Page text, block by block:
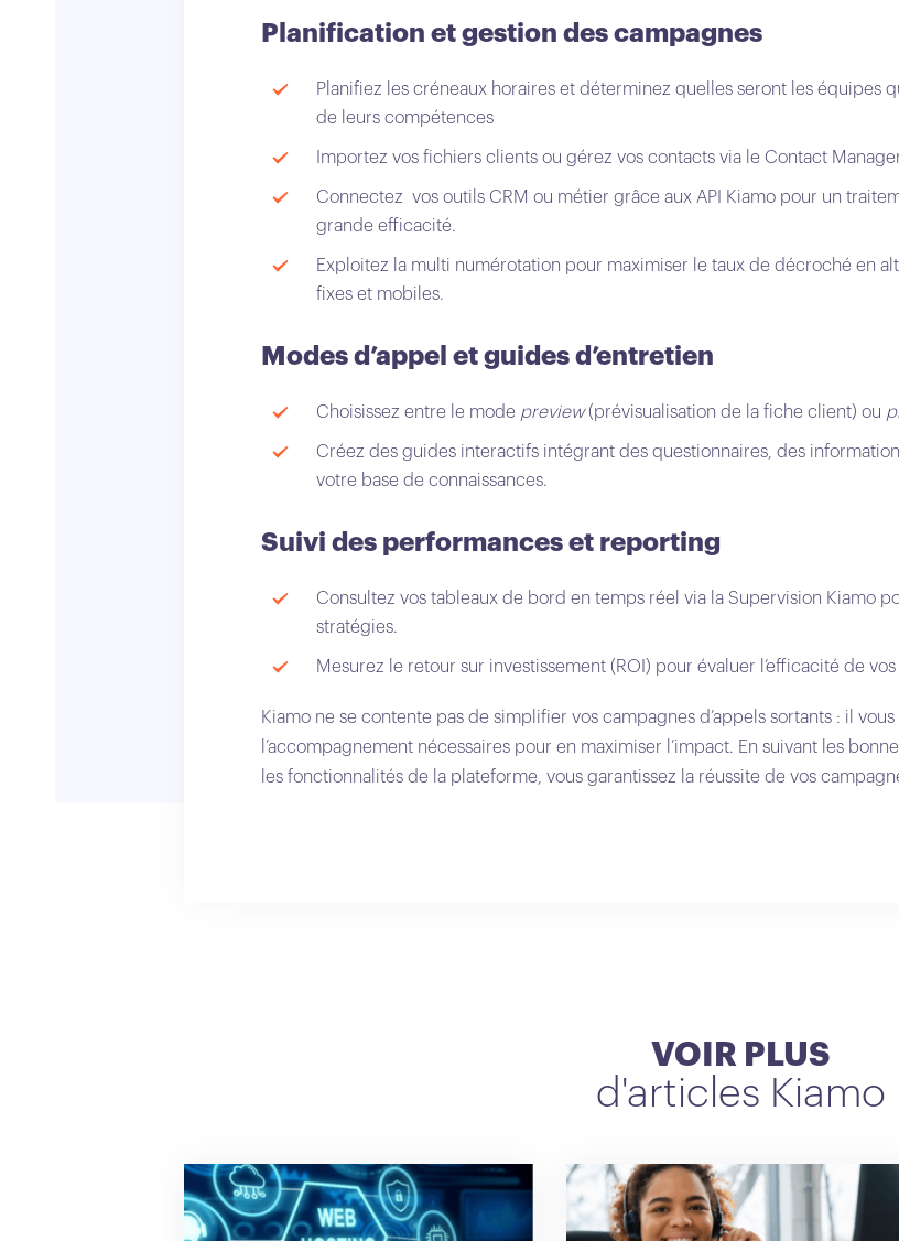
Planification et gestion des campagnes
Planifiez les créneaux horaires et déterminez quelles seront les équipes
de leurs compétences
Importez vos fichiers clients ou gérez vos contacts via le Contact
Connectez vos outils CRM ou métier grâce aux API Kiamo pour un
grande efficacité.
Exploitez la multi numérotation pour maximiser le taux de décroché en
fixes et mobiles.
Modes d’appel et guides d’entretien
Choisissez entre le mode preview(prévisualisation de la fiche client) ou
Créez des guides interactifs intégrant des questionnaires, des
votre base de connaissances.
Suivi des performances et reporting
Consultez vos tableaux de bord en temps réel via la Supervision Kiamo
stratégies.
Mesurez le retour sur investissement (ROI) pour évaluer l’efficacité de
Kiamo ne se contente pas de simplifier vos campagnes d’appels sortants : il
l’accompagnement nécessaires pour en maximiser l’impact. En suivant les
les fonctionnalités de la plateforme, vous garantissez la réussite de vos
VOIR PLUS
d'articles Kiamo